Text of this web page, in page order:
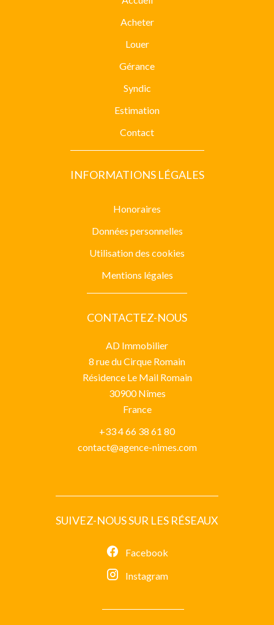
Acheter
Louer
Gérance
Syndic
Estimation
Contact
INFORMATIONS LÉGALES
Honoraires
Données personnelles
Utilisation des cookies
Mentions légales
CONTACTEZ-NOUS
AD Immobilier
8 rue du Cirque Romain
Résidence Le Mail Romain
30900Nîmes
France
+33 4 66 38 61 80
contact@agence-nimes.com
SUIVEZ-NOUS SUR LES RÉSEAUX
Facebook
Instagram